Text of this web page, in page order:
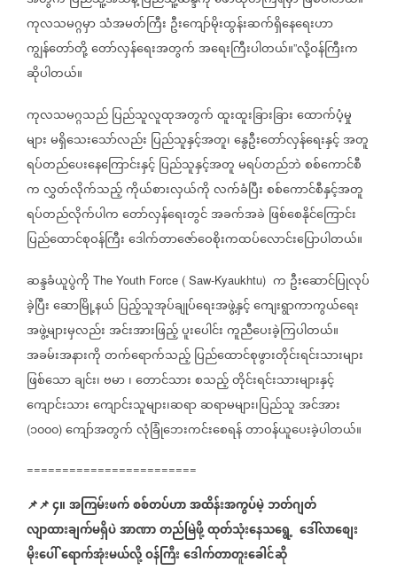
ကုလသမဂ္ဂမှာသံအမတ်ကြီး ဦးကျော်မိုးထွန်းဆက်ရှိနေရေးဟာ
ကျွန်တော်တို့တော်လှန်ရေးအတွက်အရေးကြီးပါတယ်။”လို့ဝန်ကြီးက
ဆိုပါတယ်။
ကုလသမဂ္ဂသည်ပြည်သူလူထုအတွက်ထူးထူးခြားခြားထောက်ပံ့မှု
များမရှိသေးသော်လည်း ပြည်သူနှင့်အတူ၊နွေဦးတော်လှန်ရေးနှင့်အတူ
ရပ်တည်ပေးနေကြောင်းနှင့်ပြည်သူနှင့်အတူမရပ်တည်ဘဲစစ်ကောင်စီ
ကလွှတ်လိုက်သည့်ကိုယ်စားလှယ်ကိုလက်ခံပြီးစစ်ကောင်စီနှင့်အတူ
ရပ်တည်လိုက်ပါကတော်လှန်ရေးတွင်အခက်အခဲ ဖြစ်စေနိုင်ကြောင်း
ပြည်ထောင်စုဝန်ကြီးဒေါက်တာဇော်ဝေစိုးကထပ်လောင်းပြောပါတယ်။
ဆန္ဒခံယူပွဲကို The Youth Force ( Saw-Kyaukhtu) က ဦးဆောင်ပြုလုပ်
ခဲ့ပြီးဆောမြို့နယ် ပြည့်သူအုပ်ချုပ်ရေးအဖွဲ့နှင့်ကျေးရွာကာကွယ်ရေး
အဖွဲ့များမှလည်းအင်းအားဖြည့်ပူးပေါင်းကူညီပေးခဲ့ကြပါတယ်။
အခမ်းအနားကိုတက်ရောက်သည့်ပြည်ထောင်စုဖွားတိုင်းရင်းသားများ
ဖြစ်သောချင်း၊ဗမာ၊တောင်သားစသည့်တိုင်းရင်းသားများနှင့်
ကျောင်းသားကျောင်းသူများ၊ဆရာဆရာမများ၊ပြည်သူအင်အား
(၁၀၀၀) ကျော်အတွက်လုံခြုံဘေးကင်းစေရန်တာဝန်ယူပေးခဲ့ပါတယ်။
========================
📌📌၄။အကြမ်းဖက်စစ်တပ်ဟာအထိန်းအကွပ်မဲ့ဘတ်ဂျတ်
လျာထားချက်မရှိပဲအာဏာတည်မြဲဖို့ထုတ်သုံးနေသရွေ့ ဒေါ်လာစျေး
မိုးပေါ်​​ရောက်အုံးမယ်လို့ဝန်ကြီးဒေါက်တာတူးခေါင်ဆို